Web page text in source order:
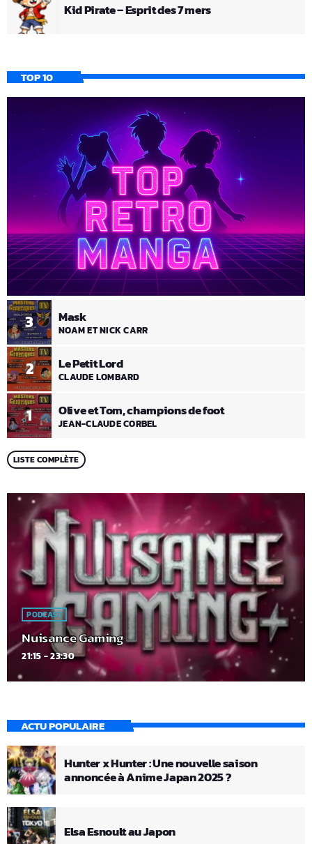
Kid Pirate – Esprit des 7 mers
TOP 10
1 Olive et Tom, champions de foot
JEAN-CLAUDE CORBEL
2 Le Petit Lord
CLAUDE LOMBARD
3 Mask
NOAM ET NICK CARR
LISTE COMPLÈTE
PODCAST
Nuisance Gaming
21:15 - 23:30
ACTU POPULAIRE
Hunter x Hunter : Une nouvelle saison
annoncée à Anime Japan 2025 ?
Elsa Esnoult au Japon